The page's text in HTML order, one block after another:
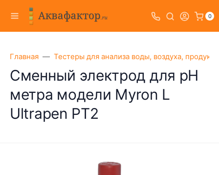
0
Главная Тестеры для анализа воды, воздуха,
Сменный электрод для pH
метра модели Myron L
Ultrapen PT2